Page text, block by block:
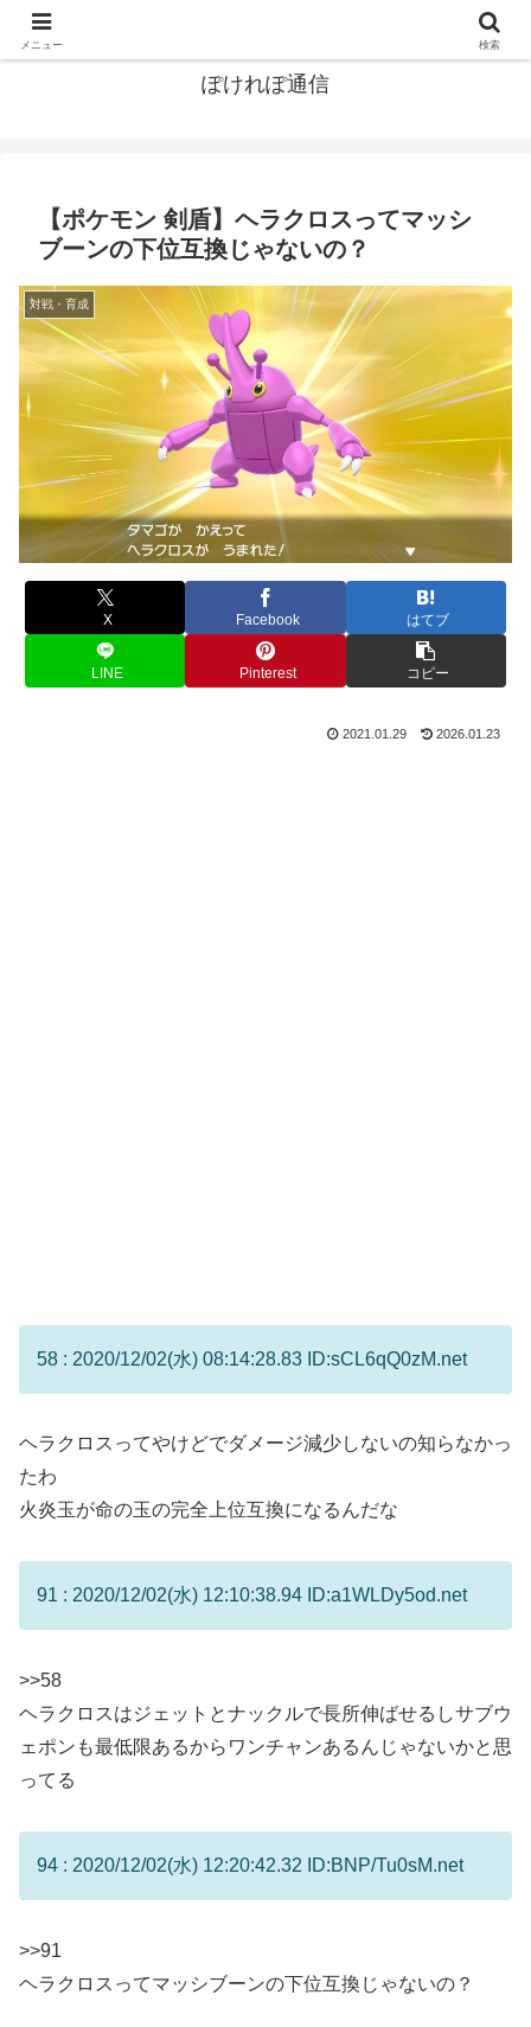
ぽけれぽ通信
【ポケモン 剣盾】ヘラクロスってマッシ
ブーンの下位互換じゃないの？
対戦・育成
X Facebook はてブ
LINE Pinterest コピー
2021.01.29 2026.01.23
58 : 2020/12/02(水) 08:14:28.83 ID:sCL6qQ0zM.net
ヘラクロスってやけどでダメージ減少しないの知らなかっ
たわ
火炎玉が命の玉の完全上位互換になるんだな
91 : 2020/12/02(水) 12:10:38.94 ID:a1WLDy5od.net
>>58
ヘラクロスはジェットとナックルで長所伸ばせるしサブウ
ェポンも最低限あるからワンチャンあるんじゃないかと思
ってる
94 : 2020/12/02(水) 12:20:42.32 ID:BNP/Tu0sM.net
>>91
ヘラクロスってマッシブーンの下位互換じゃないの？
メニュー 検索